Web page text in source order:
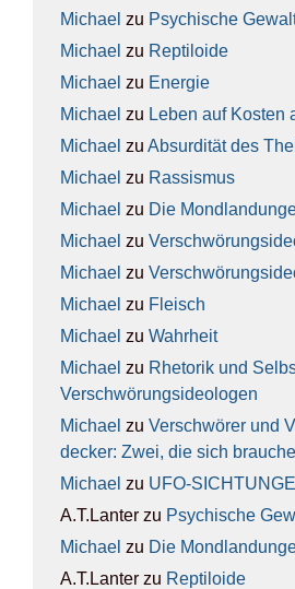
Michael zu Psy­chi­sche
Michael zu Rep­ti­lo­ide
Michael zu Ener­gie
Michael zu Leben auf Kos­ten
Michael zu Absur­di­tät des
Michael zu Ras­sis­mus
Michael zu Die
Michael zu
Michael zu
Michael zu Fleisch
Michael zu Wahr­heit
Michael zu Rhe­to­rik und
Ver­schwö­rungs­ideo­lo­gen
Michael zu Ver­schwö­rer und
de­cker: Zwei, die sich
Michael zu UFO-
A.T.Lanter zu Psy­chi­sche
Michael zu Die
A.T.Lanter zu Rep­ti­lo­ide